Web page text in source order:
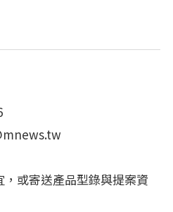
或寄送產品型錄與提案資